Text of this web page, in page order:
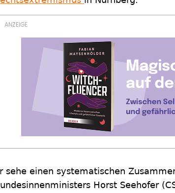
sehe einen systematischen
Horst Seehofer